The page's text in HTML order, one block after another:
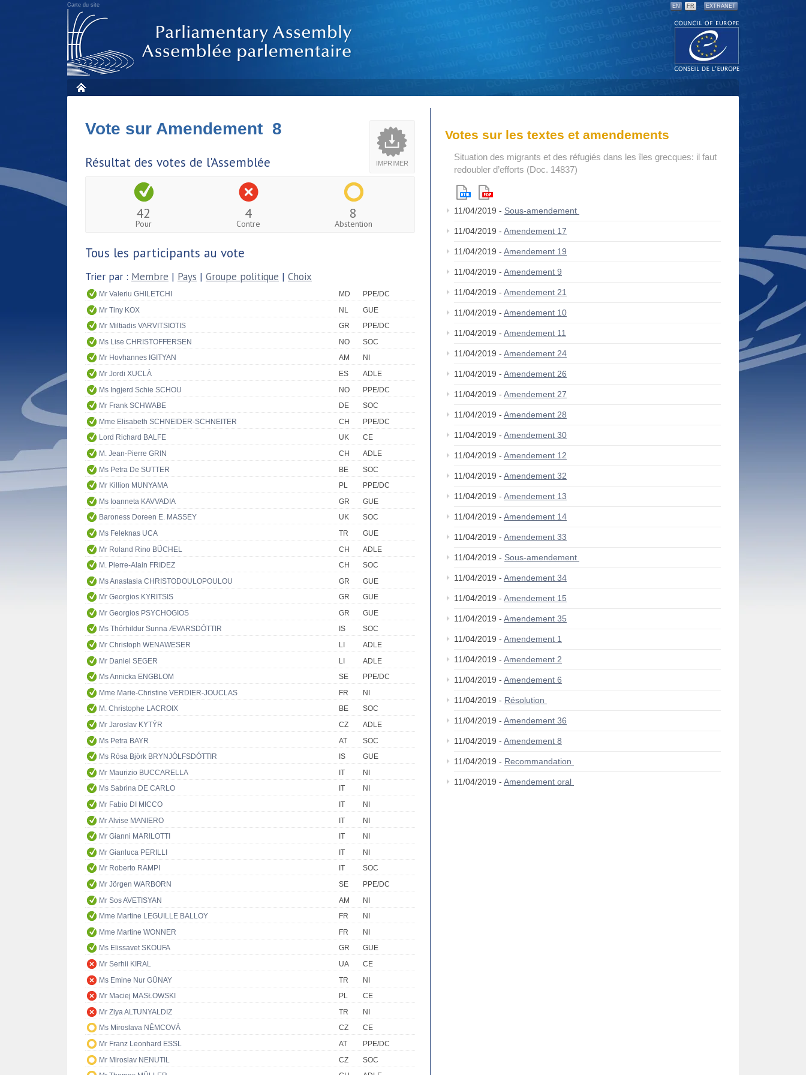
Carte du site EN FR EXTRANET
IMPRIMER
Vote sur Amendement 8
Résultat des votes de l'Assemblée
42
Pour
4
Contre
8
Abstention
Tous les participants au vote
Trier par : Membre | Pays | Groupe politique | Choix
Mr Valeriu GHILETCHI MD
PPE/DC
Mr Tiny KOX
NL
GUE
Mr Miltiadis VARVITSIOTIS
GR
PPE/DC
Ms Lise CHRISTOFFERSEN
NO
SOC
Mr Hovhannes IGITYAN
AM
NI
Mr Jordi XUCLÀ
ES
ADLE
Ms Ingjerd Schie SCHOU
NO
PPE/DC
Mr Frank SCHWABE
DE
SOC
Mme Elisabeth SCHNEIDER-SCHNEITER
CH
PPE/DC
Lord Richard BALFE
UK
CE
M. Jean-Pierre GRIN
CH
ADLE
Ms Petra De SUTTER
BE
SOC
Mr Killion MUNYAMA
PL
PPE/DC
Ms Ioanneta KAVVADIA
GR
GUE
Baroness Doreen E. MASSEY
UK
SOC
Ms Feleknas UCA
TR
GUE
Mr Roland Rino BÜCHEL
CH
ADLE
M. Pierre-Alain FRIDEZ
CH
SOC
Ms Anastasia CHRISTODOULOPOULOU
GR
GUE
Mr Georgios KYRITSIS
GR
GUE
Mr Georgios PSYCHOGIOS
GR
GUE
Ms Thórhildur Sunna ÆVARSDÓTTIR
IS
SOC
Mr Christoph WENAWESER
LI
ADLE
Mr Daniel SEGER
LI
ADLE
Ms Annicka ENGBLOM
SE
PPE/DC
Mme Marie-Christine VERDIER-JOUCLAS
FR
NI
M. Christophe LACROIX
BE
SOC
Mr Jaroslav KYTÝR
CZ
ADLE
Ms Petra BAYR
AT
SOC
Ms Rósa Björk BRYNJÓLFSDÓTTIR
IS
GUE
Mr Maurizio BUCCARELLA
IT
NI
Ms Sabrina DE CARLO
IT
NI
Mr Fabio DI MICCO
IT
NI
Mr Alvise MANIERO
IT
NI
Mr Gianni MARILOTTI
IT
NI
Mr Gianluca PERILLI
IT
NI
Mr Roberto RAMPI
IT
SOC
Mr Jörgen WARBORN
SE
PPE/DC
Mr Sos AVETISYAN
AM
NI
Mme Martine LEGUILLE BALLOY
FR
NI
Mme Martine WONNER
FR
NI
Ms Elissavet SKOUFA
GR
GUE
Mr Serhii KIRAL
UA
CE
Ms Emine Nur GÜNAY
TR
NI
Mr Maciej MASŁOWSKI
PL
CE
Mr Ziya ALTUNYALDIZ
TR
NI
Ms Miroslava NĚMCOVÁ
CZ
CE
Mr Franz Leonhard ESSL
AT
PPE/DC
Mr Miroslav NENUTIL
CZ
SOC
Votes sur les textes et amendements
Situation des migrants et des réfugiés dans les îles grecques: il faut
redoubler d’efforts (Doc. 14837)
11/04/2019 - Sous-amendement
11/04/2019 - Amendement 17
11/04/2019 - Amendement 19
11/04/2019 - Amendement 9
11/04/2019 - Amendement 21
11/04/2019 - Amendement 10
11/04/2019 - Amendement 11
11/04/2019 - Amendement 24
11/04/2019 - Amendement 26
11/04/2019 - Amendement 27
11/04/2019 - Amendement 28
11/04/2019 - Amendement 30
11/04/2019 - Amendement 12
11/04/2019 - Amendement 32
11/04/2019 - Amendement 13
11/04/2019 - Amendement 14
11/04/2019 - Amendement 33
11/04/2019 - Sous-amendement
11/04/2019 - Amendement 34
11/04/2019 - Amendement 15
11/04/2019 - Amendement 35
11/04/2019 - Amendement 1
11/04/2019 - Amendement 2
11/04/2019 - Amendement 6
11/04/2019 - Résolution
11/04/2019 - Amendement 36
11/04/2019 - Amendement 8
11/04/2019 - Recommandation
11/04/2019 - Amendement oral